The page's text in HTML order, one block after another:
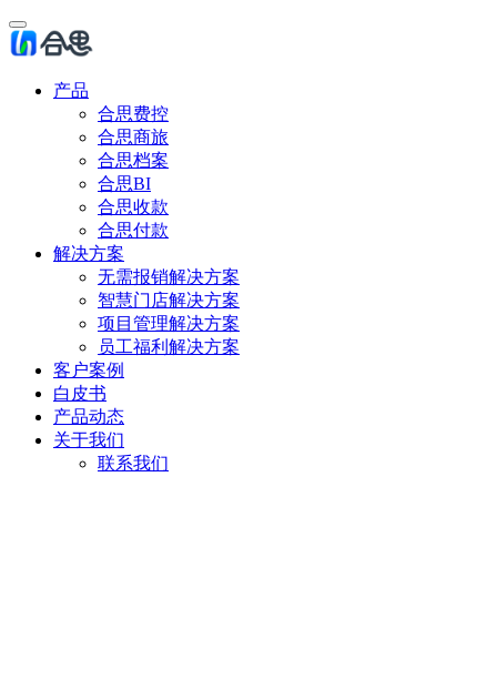
产品
合思费控
合思商旅
合思档案
合思BI
合思收款
合思付款
解决方案
无需报销解决方案
智慧门店解决方案
项目管理解决方案
员工福利解决方案
客户案例
白皮书
产品动态
关于我们
联系我们